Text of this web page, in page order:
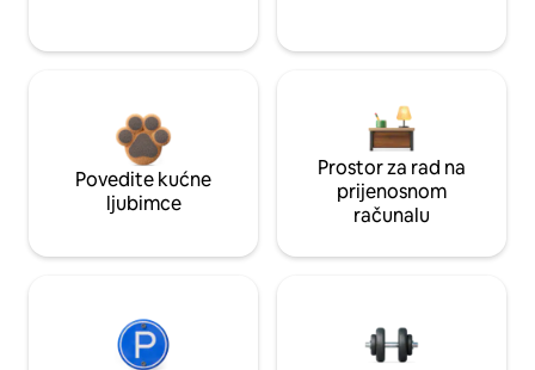
Povedite kućne
ljubimce
Prostor za rad na
prijenosnom
računalu